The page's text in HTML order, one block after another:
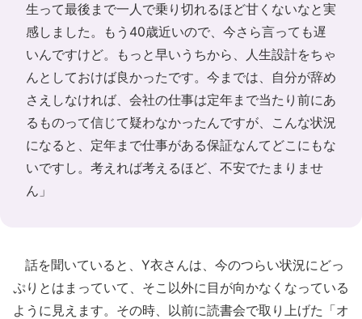
生って最後まで一人で乗り切れるほど甘くないなと実
感しました。もう40歳近いので、今さら言っても遅
いんですけど。もっと早いうちから、人生設計をちゃ
んとしておけば良かったです。今までは、自分が辞め
さえしなければ、会社の仕事は定年まで当たり前にあ
るものって信じて疑わなかったんですが、こんな状況
になると、定年まで仕事がある保証なんてどこにもな
いですし。考えれば考えるほど、不安でたまりませ
ん」
話を聞いていると、Y衣さんは、今のつらい状況にどっ
ぷりとはまっていて、そこ以外に目が向かなくなっている
ように見えます。その時、以前に読書会で取り上げた「オ